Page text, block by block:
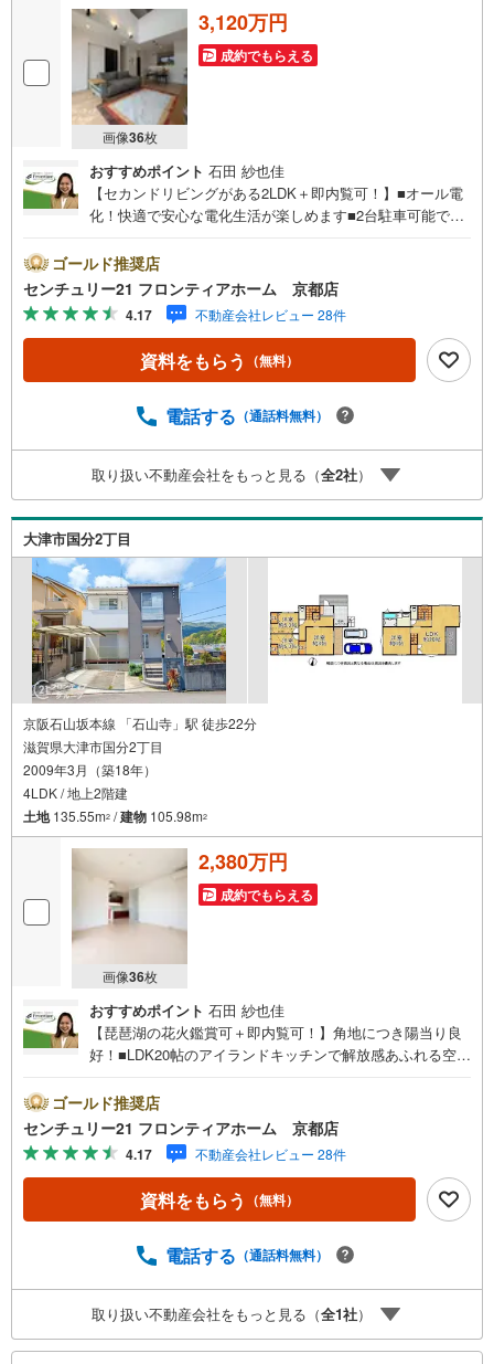
画像36枚
3,120万円
成約でもらえる
おすすめポイント 石田 紗也佳
【セカンドリビングがある2LDK＋即内覧可！】■オール電
化！快適で安心な電化生活が楽しめます■2台駐車可能で来
などに利用できます 特徴・駐車のしやすい前道広々6mで
す・全居室収納、収納が充実しております・ウォークイン
クローゼット、各居室収納付きでお部屋をすっきりとお使
い頂けます・スーパー・コンビニが徒歩10分圏内にあり買
い物至便な立地です・来客用やシアタールームなど洋室を
多目的に利用して頂けます・閑静な住宅街で街並みもスッ
分・大津市立石山中学校まで徒歩約26分 弊社が選ばれる理
専門チームあり！3.たくさんの銀行と繋がりがあるため、
最も低金利になるように審査が可能！4.物件のお引渡し後
に必要になったお家のリフォームも弊社のリフォームプラ
ンナーがご提案！
ゴールド推奨店
センチュリー21 フロンティアホーム 京都店
4.17 不動産会社レビュー 28件
資料をもらう （無料）
電話する （通話料無料）
取り扱い不動産会社をもっと見る（全2社）
大津市国分2丁目
京阪石山坂本線 「石山寺」駅 徒歩22分
滋賀県大津市国分2丁目
2009年3月（築18年）
4LDK / 地上2階建
土地135.55m2 /建物 105.98m2
画像36枚
2,380万円
成約でもらえる
おすすめポイント 石田 紗也佳
【琵琶湖の花火鑑賞可＋即内覧可！】角地につき陽当り良
好！■LDK20帖のアイランドキッチンで解放感あふれる空間
事も楽々です 特徴・閑静な住宅街で子育ても安心の住環境
です・浴室乾燥機付きで雨の日のお洗濯も安心ですね・ロ
フト付きで荷物もすっきり片付きます 立地・晴嵐小学校ま
で徒歩約18分・北大路中学校まで徒歩約22分 弊社が選ばれ
る理由 1.お金の扱い方のプロ、ファイナンシャルプランナ
ーが資金計画をサポート！2.買い替えなどにも対応できる
め、最も低金利になるように審査が可能！4.物件のお引渡
に迅速にサポートいたします弊社は専門家同士が連携をと
っているため、より多くの知見がございます。お気軽にお
ゴールド推奨店
センチュリー21 フロンティアホーム 京都店
4.17 不動産会社レビュー 28件
資料をもらう （無料）
電話する （通話料無料）
取り扱い不動産会社をもっと見る（全1社）